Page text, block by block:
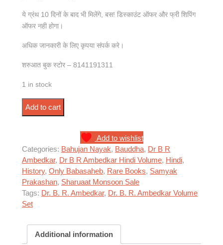
ये ग्रंथ 10 दिनों के बाद भी मिलेंगे, बस! डिस्काउंट ऑफर और फ्री शिपिंग
ऑफर नही होगा।
अधिक जानकारी के लिए कृपया संपर्क करे।
शरुआत बुक स्टोर – 8141191311
1 in stock
बाबासाहेब डॉ आंबेडकर – जीवन और चिंतन – 12 ग्रंथ quantity
Add to cart
Add to wishlist
Categories: Bahujan Nayak, Bauddha, Dr B R
Ambedkar, Dr B R Ambedkar Hindi Volume, Hindi,
History, Only Babasaheb, Rare Books, Samyak
Prakashan, Sharuaat Monsoon Sale
Tags: Dr. B. R. Ambedkar, Dr. B. R. Ambedkar Volume
Set
Additional information